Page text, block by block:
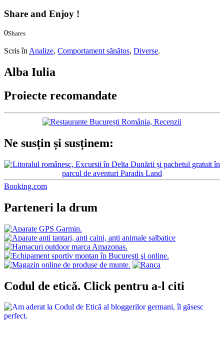
Share and Enjoy !
0Shares
Scris în Analize, Comportament sănătos, Diverse.
Alba Iulia
Proiecte recomandate
Ne susțin și susținem:
Booking.com
Parteneri la drum
Codul de etică. Click pentru a-l citi